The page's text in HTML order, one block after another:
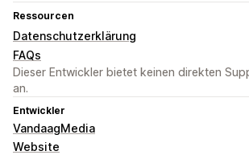
Ressourcen
Datenschutzerklärung
FAQs
Dieser Entwickler bietet keinen direkten
an.
Entwickler
VandaagMedia
Website